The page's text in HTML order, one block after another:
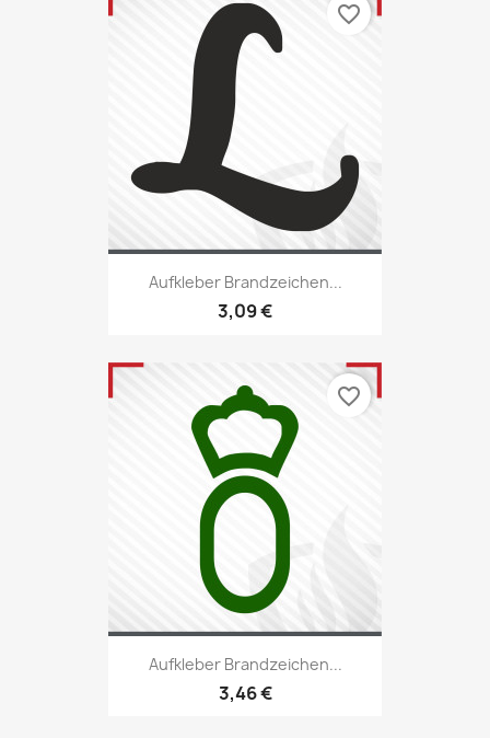
Aufkleber Brandzeichen...
3,09 €
favorite_border
Aufkleber Brandzeichen...
3,46 €
favorite_border